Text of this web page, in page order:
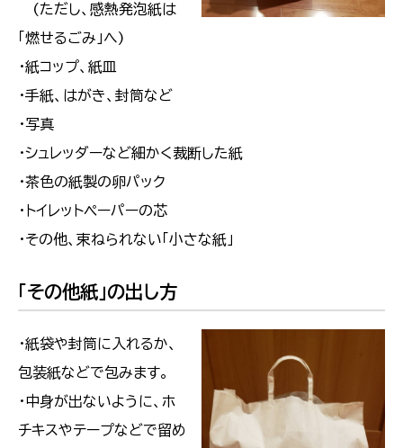
(ただし、感熱発泡紙は
「燃せるごみ」へ)
・紙コップ、紙皿
・手紙、はがき、封筒など
・写真
・シュレッダーなど細かく裁断した紙
・茶色の紙製の卵パック
・トイレットペーパーの芯
・その他、束ねられない「小さな紙」
「その他紙」の出し方
・紙袋や封筒に入れるか、
包装紙などで包みます。
・中身が出ないように、ホ
チキスやテープなどで留め